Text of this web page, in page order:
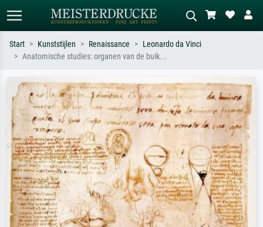
Zoek op kunstenaar, titel of stijl – bijv.
Monet, Sterrennacht, impressionisme,
Hokusai-golf, naakt.
Beschrijf de scène – bijv. groene
weide, abstract met veel rood, donker
olieverfschilderij, staand naakt naast
een boom.
Start Kunststijlen Renaissance
Leonardo da Vinci
Anatomische studies: organen van de buik...